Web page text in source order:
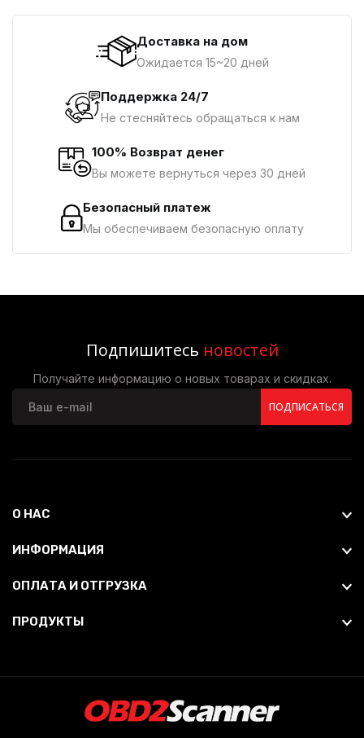
Доставка на дом
Ожидается 15~20 дней
Поддержка 24/7
Не стесняйтесь обращаться к нам
100% Возврат денег
Вы можете вернуться через 30 дней
Безопасный платеж
Мы обеспечиваем безопасную оплату
Подпишитесь новостей
Получайте информацию о новых товарах и скидках.
ПОДПИСАТЬСЯ
О НАС
ИНФОРМАЦИЯ
ОПЛАТА И ОТГРУЗКА
ПРОДУКТЫ